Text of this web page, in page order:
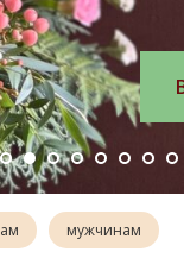
ВЫБРАТЬ
мужчинам